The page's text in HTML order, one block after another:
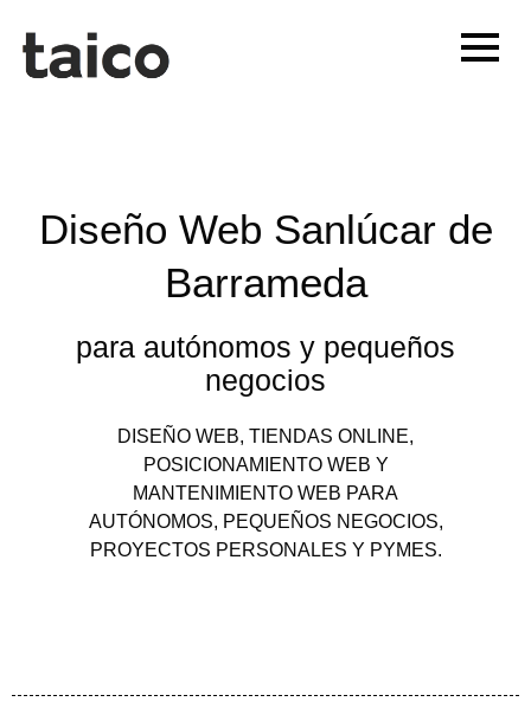
contenido
Diseño Web Sanlúcar de
Barrameda
para autónomos y pequeños
negocios
DISEÑO WEB, TIENDAS ONLINE,
POSICIONAMIENTO WEB Y
MANTENIMIENTO WEB PARA
AUTÓNOMOS, PEQUEÑOS NEGOCIOS,
PROYECTOS PERSONALES Y PYMES.